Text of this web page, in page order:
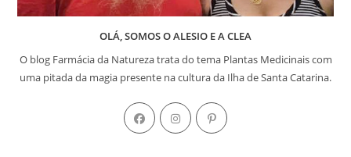
OLÁ, SOMOS O ALESIO E A CLEA
O blog Farmácia da Natureza trata do tema Plantas Medicinais com
uma pitada da magia presente na cultura da Ilha de Santa Catarina.
Abre
em
Abre
em
Abre